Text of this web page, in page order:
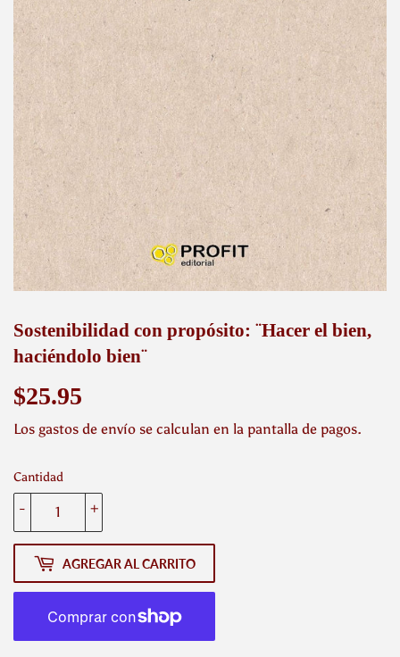
Sostenibilidad con propósito: ¨Hacer el bien,
haciéndolo bien¨
$25.95
Los gastos de envío se calculan en la pantalla de pagos.
Cantidad
+
-
AGREGAR AL CARRITO